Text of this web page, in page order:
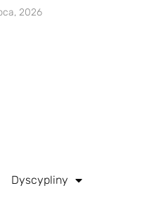
2026
Dyscypliny